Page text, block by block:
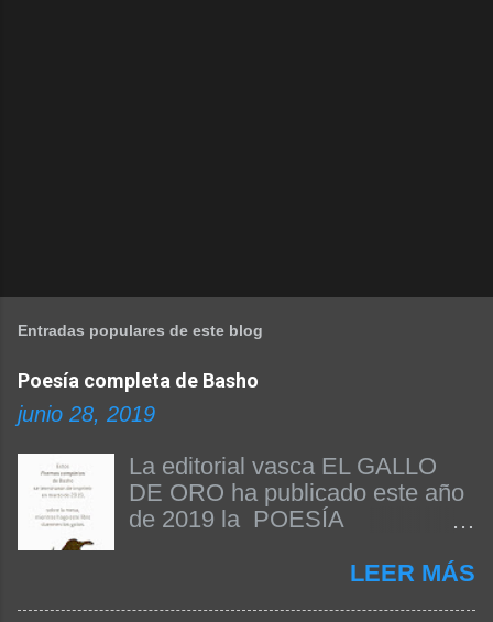
Entradas populares de este blog
Poesía completa de Basho
junio 28, 2019
La editorial vasca EL GALLO
DE ORO ha publicado este año
de 2019 la POESÍA
LEER MÁS